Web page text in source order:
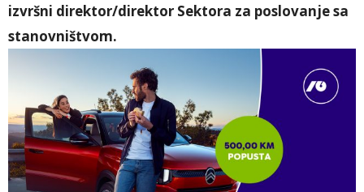
izvršni direktor/direktor Sektora za poslovanje sa
stanovništvom.